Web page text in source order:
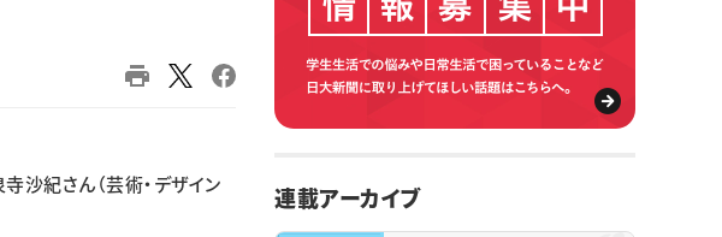
沙紀さん（芸術・デザイン
連載アーカイブ